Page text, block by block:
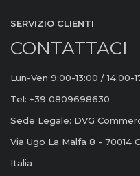
SERVIZIO CLIENTI
CONTATTACI
Lun-Ven 9:00-13:00 / 14:00-
Tel: +39 0809698630
Sede Legale: DVG
Via Ugo La Malfa 8 - 70014
Italia